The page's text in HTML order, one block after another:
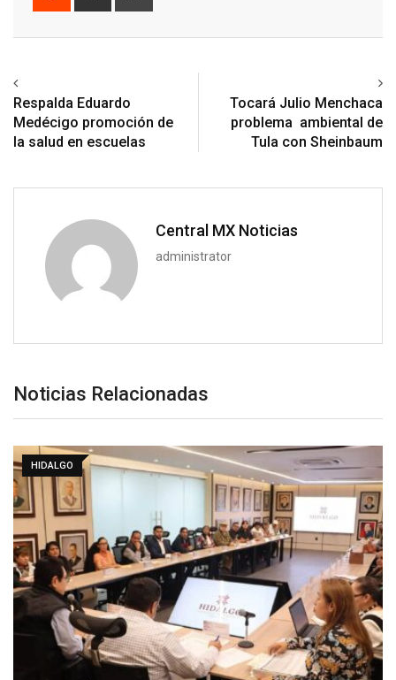
Respalda Eduardo
Medécigo promoción de
la salud en escuelas
Tocará Julio Menchaca
problema ambiental de
Tula con Sheinbaum
Central MX Noticias
administrator
Noticias Relacionadas
HIDALGO